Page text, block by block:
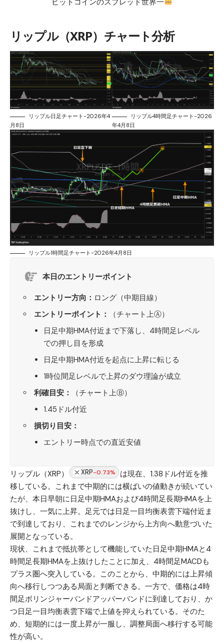
リップル（XRP）チャート分析
リップル日足チャート-2026年4
月8日
リップル4時間足チャート-2026
年4月8日
リップル1時間足チャート-2026年4月8日
本日のエントリーポイント
エントリー方向： ロング（中期目線）
エントリーポイント：
（チャート上Ⓐ）
日足中期HMA付近まで下落し、4時間足レベル
での押し目を形成
日足中期HMA付近を起点に上昇に転じる
1時位間足レベルで上昇のダウ理論が成立
利確目安：
（チャート上Ⓑ）
1.45ドル付近
損切り目安：
エントリー時点での直近安値
リップル（XRP） XRP-0.73%
は現在、1.38ドル付近を推
移している。これまで中期的には横ばいの値動きが続いてい
たが、本日早朝に日足中期HMAおよび4時間足長期HMAを上
抜けし、一気に上昇。足元では日足一目均衡表雲下端付近ま
で到達しており、これまでのレンジから上方向へ動意づいた
展開となっている。
現状、これまで抵抗帯として機能していた日足中期HMAと4
時間足長期HMAを上抜けしたことに加え、4時間足MACDも
プラス圏へ突入している。このことから、中期的には上昇傾
向へ移行しつつある局面と判断できる。一方で、価格は4時
間足ボリンジャーバンドアッパーバンドに到達しており、か
つ日足一目均衡表雲下端で上値を抑えられている。そのた
め、短期的には一度上昇が一服し、調整局面へ移行する可能
性が高い。